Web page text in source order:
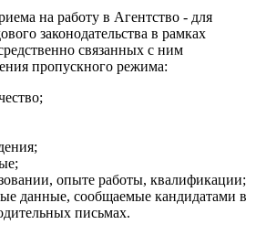
на работу в Агентство - для
законодательства в рамках
связанных с ним
пропускного режима:
опыте работы, квалификации;
данные, сообщаемые кандидатами в
письмах.